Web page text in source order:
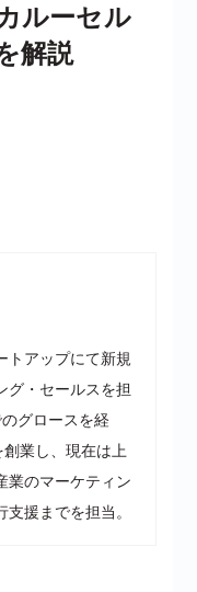
ルーセル
解説
トアップにて新規
グ・セールスを担
グロースを経
業し、現在は上
業のマーケティン
援までを担当。